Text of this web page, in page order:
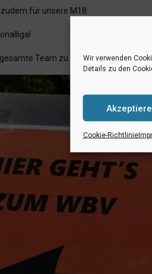
Wir verwenden
Details zu den
Cookie-Richtlinie
für unsere M18:
Team zu dieser starken